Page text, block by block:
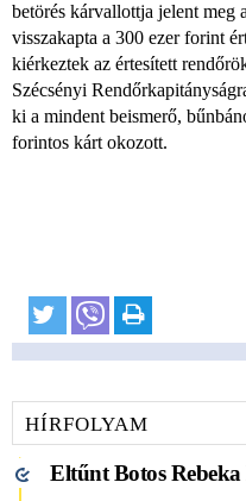
betörés kárvallottja jelent meg
visszakapta a 300 ezer forint
kiérkeztek az értesített
Szécsényi
ki a mindent beismerő,
forintos kárt okozott.
HÍRFOLYAM
Eltűnt Botos